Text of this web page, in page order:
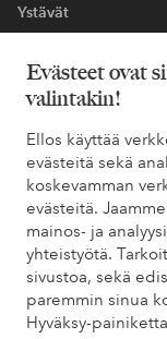
Evästeet ovat
valintakin!
Ellos käyttää
evästeitä sekä
koskevamman
evästeitä.
mainos- ja
yhteistyötä.
sivustoa, sekä
paremmin sinua
Hyväksy-
Ystävät
Haluatko